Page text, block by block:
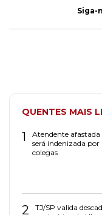
Siga-
QUENTES MAIS
1
Atendente
será indenizada por
colegas
2
TJ/SP valida